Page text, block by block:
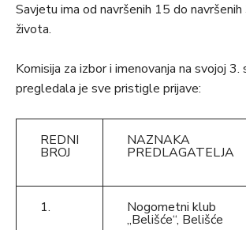
Savjetu ima od navršenih 15 do
života.
Komisija za izbor i imenovanja na svojoj 3.
pregledala je sve pristigle prijave:
REDNI
BROJ
NAZNAKA
PREDLAGATELJA
1. Nogometni klub
„Belišće“, Belišće